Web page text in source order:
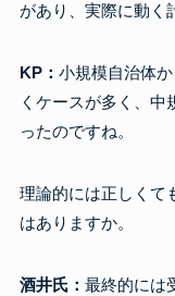
があり、実際に動く
KP： 小規模自治体
くケースが多く、
ったのですね。
理論的には正しくて
はありますか。
酒井氏： 最終的には